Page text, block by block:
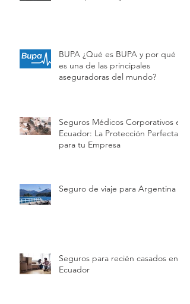
BUPA ¿Qué es BUPA y por qué
es una de las principales
aseguradoras del mundo?
Seguros Médicos Corporativos en
Ecuador: La Protección Perfecta
para tu Empresa
Seguro de viaje para Argentina
Seguros para recién casados en
Ecuador